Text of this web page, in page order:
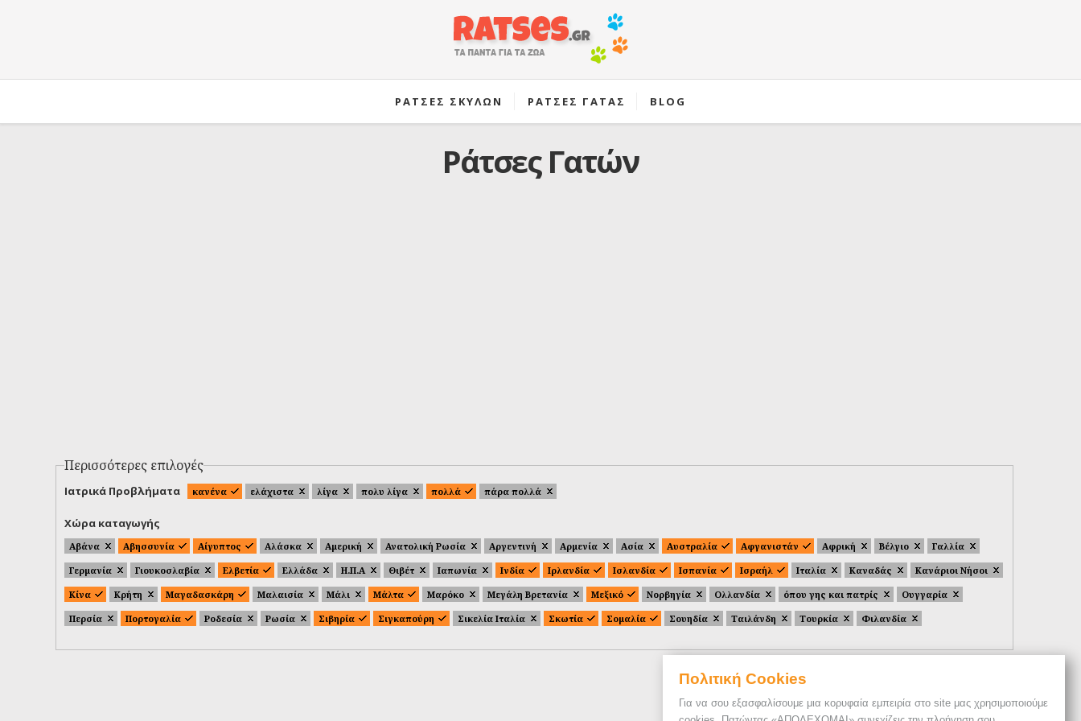
Πολιτική Cookies
Για να σου εξασφαλίσουμε μια κορυφαία εμπειρία στο site μας χρησιμοποιούμε
ΡΑΤΣΕΣ ΣΚΥΛΩΝ ΡΑΤΣΕΣ ΓΑΤΑΣ BLOG
Ράτσες Γατών
Περισσότερες επιλογές
Ιατρικά Προβλήματα κανένα ελάχιστα λίγα πολυ λίγα πολλά πάρα πολλά
Χώρα καταγωγής
Αβάνα Αβησσυνία Αίγυπτος Αλάσκα Αμερική Ανατολική Ρωσία Αργεντινή Αρμενία Ασία Αυστραλία Αφγανιστάν Αφρική Βέλγιο
Γαλλία
Γερμανία
Γιουκοσλαβία Ελβετία Ελλάδα Η.Π.Α Θιβέτ Ιαπωνία Ινδία Ιρλανδία Ισλανδία Ισπανία Ισραήλ Ιταλία Καναδάς
Κανάριοι Νήσοι
Κίνα
Κρήτη Μαγαδασκάρη Μαλαισία Μάλι Μάλτα Μαρόκο Μεγάλη Βρετανία Μεξικό Νορβηγία Ολλανδία όπου γης και πατρίς
Ουγγαρία
Περσία
Πορτογαλία Ροδεσία Ρωσία Σιβηρία Σιγκαπούρη Σικελία Ιταλία Σκωτία Σομαλία Σουηδία Ταιλάνδη Τουρκία Φιλανδία